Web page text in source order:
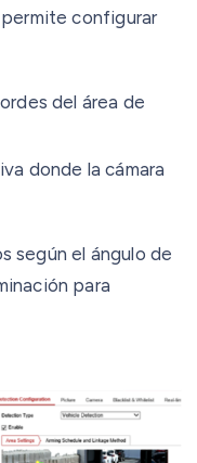
configurar
del área de
donde la cámara
según el ángulo de
para